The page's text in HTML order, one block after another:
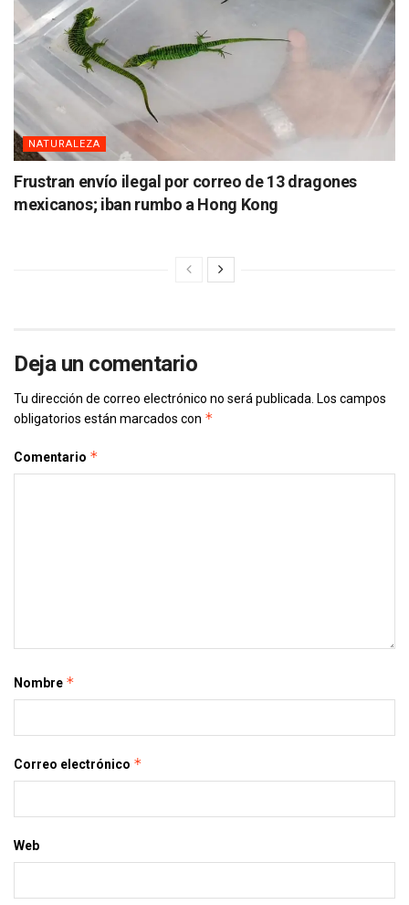
NATURALEZA
Frustran envío ilegal por correo de 13 dragones
mexicanos; iban rumbo a Hong Kong
Deja un comentario
Tu dirección de correo electrónico no será publicada. Los campos
obligatorios están marcados con *
Comentario *
Nombre *
Correo electrónico *
Web